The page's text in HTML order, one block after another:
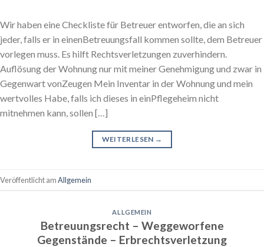
Wir haben eine Checkliste für Betreuer entworfen, die an sich
jeder, falls er in einenBetreuungsfall kommen sollte, dem Betreuer
vorlegen muss. Es hilft Rechtsverletzungen zuverhindern.
Auflösung der Wohnung nur mit meiner Genehmigung und zwar in
Gegenwart vonZeugen Mein Inventar in der Wohnung und mein
wertvolles Habe, falls ich dieses in einPflegeheim nicht
mitnehmen kann, sollen […]
WEITERLESEN →
Veröffentlicht amAllgemein
ALLGEMEIN
Betreuungsrecht – Weggeworfene
Gegenstände – Erbrechtsverletzung